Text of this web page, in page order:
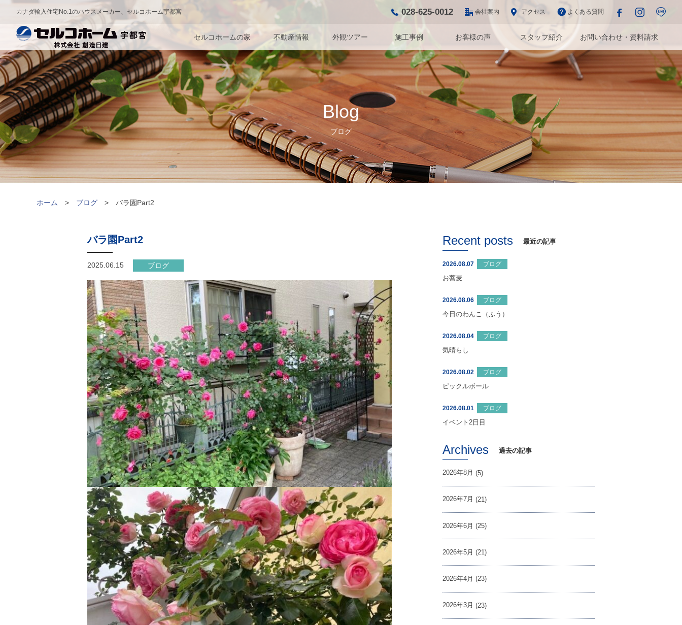
カナダ輸入住宅No.1のハウスメーカー、セルコホーム宇都宮 028-625-0012 会社案内 アクセス よくある質問
セルコホームの家 不動産情報 外観ツアー 施工事例 お客様の声 スタッフ紹介 お問い合わせ・資料請求
Blog
ブログ
ホーム ブログ バラ園Part2
バラ園Part2
2025.06.15 ブログ
Recent posts 最近の記事
2026.08.07
ブログ
お蕎麦
2026.08.06
ブログ
今日のわんこ（ふう）
2026.08.04
ブログ
気晴らし
2026.08.02
ブログ
ピックルボール
2026.08.01
ブログ
イベント2日目
Archives 過去の記事
2026年8月 (5)
2026年7月 (21)
2026年6月 (25)
2026年5月 (21)
2026年4月 (23)
2026年3月 (23)